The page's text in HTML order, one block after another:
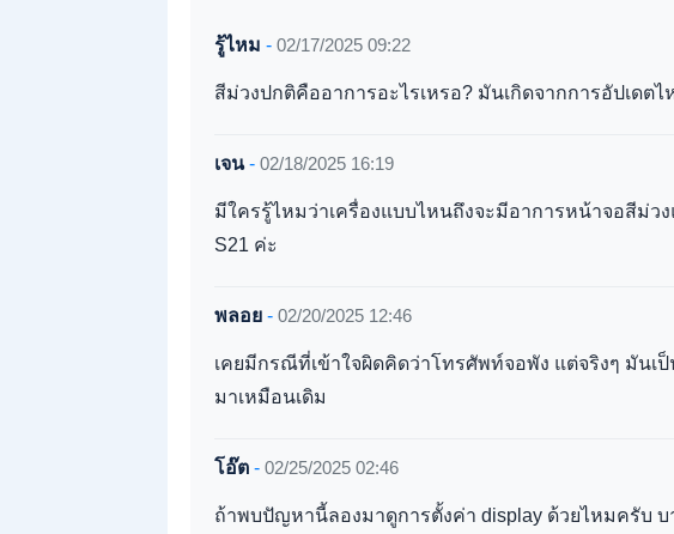
รู้ไหม - 02/17/2025 09:22
สีม่วงปกติคืออาการอะไรเหรอ? มันเกิดจากการอัปเดต
เจน- 02/18/2025 16:19
มีใครรู้ไหมว่าเครื่องแบบไหนถึงจะมีอาการหน้าจอสีม่วง
S21 ค่ะ
พลอย- 02/20/2025 12:46
เคยมีกรณีที่เข้าใจผิดคิดว่าโทรศัพท์จอพัง แต่จริงๆ มันเ
มาเหมือนเดิม
โอ๊ต- 02/25/2025 02:46
ถ้าพบปัญหานี้ลองมาดูการตั้งค่า display ด้วยไหมครับ